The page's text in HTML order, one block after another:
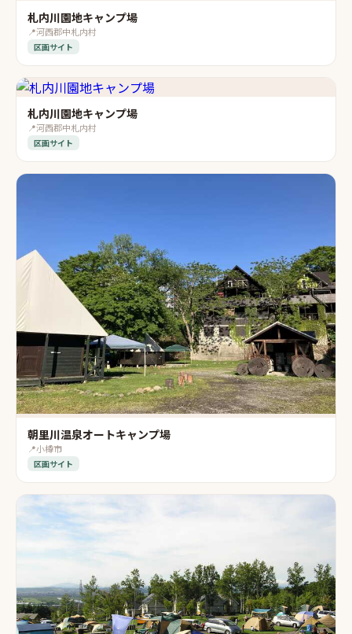
札内川園地キャンプ場
📍河西郡中札内村
区画サイト
札内川園地キャンプ場
📍河西郡中札内村
区画サイト
朝里川温泉オートキャンプ場
📍小樽市
区画サイト